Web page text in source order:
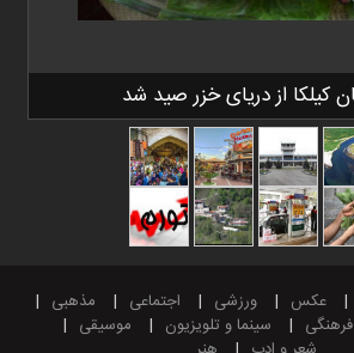
عکس ورزشی اجتماعی
مذهبی
فرهنگی سینما و تلویزیون
موسیقی